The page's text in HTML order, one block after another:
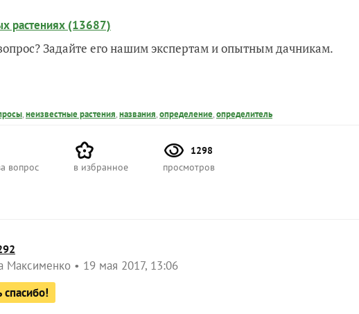
растениях (13687)
Задайте его нашим экспертам и опытным дачникам.
,неизвестные растения,названия,определение,определитель
вопрос в избранное
1298
просмотров
Максименко
19 мая 2017, 13:06
спасибо!